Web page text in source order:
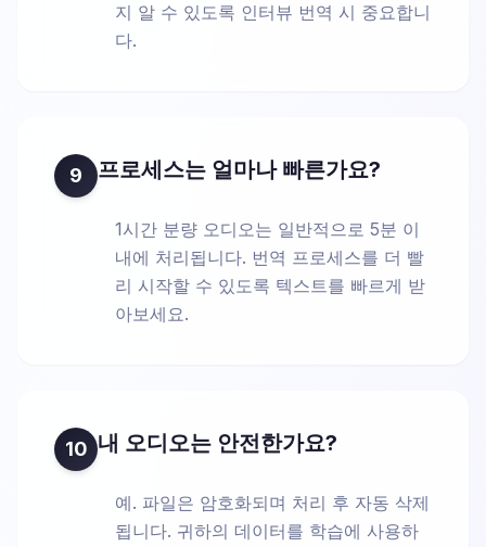
지 알 수 있도록 인터뷰 번역 시 중요합니
다.
9 프로세스는 얼마나 빠른가요?
1시간 분량 오디오는 일반적으로 5분 이
내에 처리됩니다. 번역 프로세스를 더 빨
리 시작할 수 있도록 텍스트를 빠르게 받
아보세요.
10 내 오디오는 안전한가요?
예. 파일은 암호화되며 처리 후 자동 삭제
됩니다. 귀하의 데이터를 학습에 사용하